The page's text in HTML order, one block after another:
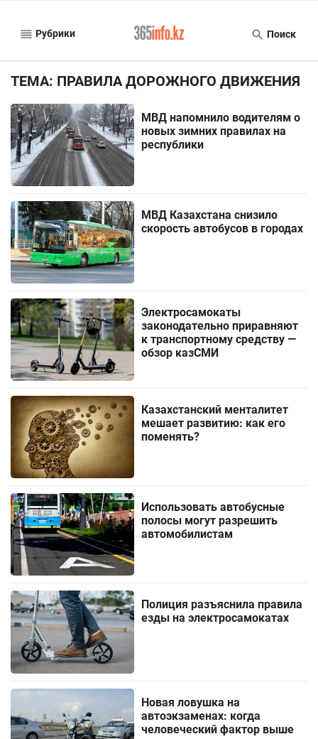
Рубрики Поиск
ТЕМА: ПРАВИЛА ДОРОЖНОГО ДВИЖЕНИЯ
МВД напомнило водителям о
новых зимних правилах на
республики
МВД Казахстана снизило
скорость автобусов в городах
Электросамокаты
законодательно приравняют
к транспортному средству —
обзор казСМИ
Казахстанский менталитет
мешает развитию: как его
поменять?
Использовать автобусные
полосы могут разрешить
автомобилистам
Полиция разъяснила правила
езды на электросамокатах
Новая ловушка на
автоэкзаменах: когда
человеческий фактор выше